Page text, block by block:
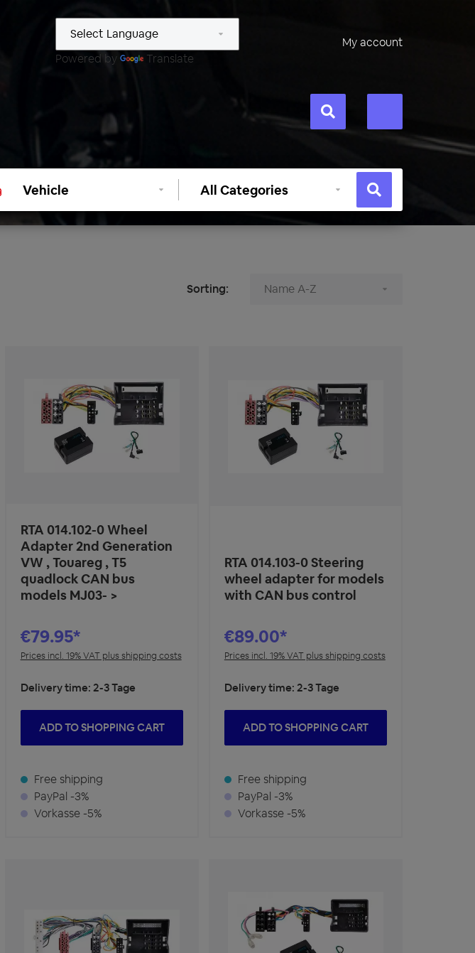
Powered by
Translate
My account
vehicle
Select
category
Sorting:
RTA 014.102-0 Wheel
Adapter 2nd Generation
VW , Touareg , T5
quadlock CAN bus
models MJ03- >
€79.95*
Prices incl. 19% VAT plus shipping costs
Delivery time: 2-3 Tage
ADD TO SHOPPING CART
Free shipping
PayPal -3%
Vorkasse -5%
RTA 014.103-0 Steering
wheel adapter for models
with CAN bus control
€89.00*
Prices incl. 19% VAT plus shipping costs
Delivery time: 2-3 Tage
ADD TO SHOPPING CART
Free shipping
PayPal -3%
Vorkasse -5%